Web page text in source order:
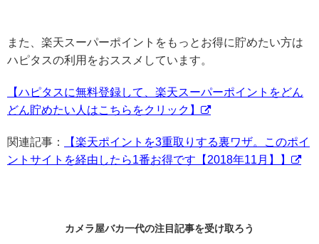
また、楽天スーパーポイントをもっとお得に貯めたい方は
ハピタスの利用をおススメしています。
【ハピタスに無料登録して、楽天スーパーポイントをどん
どん貯めたい人はこちらをクリック】
関連記事：
【楽天ポイントを3重取りする裏ワザ。このポイ
ントサイトを経由したら1番お得です【2018年11月】】
カメラ屋バカ一代の注目記事を受け取ろう